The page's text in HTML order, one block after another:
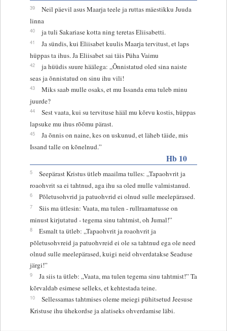
39
Neil päevil asus Maarja teele ja ruttas mäestikku Juuda
linna
40 ja tuli Sakariase kotta ning teretas Eliisabetti.
41
Ja sündis, kui Eliisabet kuulis Maarja tervitust, et laps
hüppas ta ihus. Ja Eliisabet sai täis Püha Vaimu
42
ja hüüdis suure häälega: „Õnnistatud oled sina naiste
seas ja õnnistatud on sinu ihu vili!
43
Miks saab mulle osaks, et mu Issanda ema tuleb minu
juurde?
44
Sest vaata, kui su tervituse hääl mu kõrvu kostis, hüppas
lapsuke mu ihus rõõmu pärast.
45
Ja õnnis on naine, kes on uskunud, et läheb täide, mis
Issand talle on kõnelnud.”
Hb 10
5
Seepärast Kristus ütleb maailma tulles: „Tapaohvrit ja
roaohvrit sa ei tahtnud, aga ihu sa oled mulle valmistanud.
6 Põletusohvrid ja patuohvrid ei olnud sulle meelepärased.
7
Siis ma ütlesin: Vaata, ma tulen - rullraamatusse on
minust kirjutatud - tegema sinu tahtmist, oh Jumal!”
8
Esmalt ta ütleb: „Tapaohvrit ja roaohvrit ja
põletusohvreid ja patuohvreid ei ole sa tahtnud ega ole need
olnud sulle meelepärased, kuigi neid ohverdatakse Seaduse
järgi!”
9
Ja siis ta ütleb: „Vaata, ma tulen tegema sinu tahtmist!” Ta
kõrvaldab esimese selleks, et kehtestada teine.
10
Sellessamas tahtmises oleme meiegi pühitsetud Jeesuse
Kristuse ihu ühekordse ja alatiseks ohverdamise läbi.